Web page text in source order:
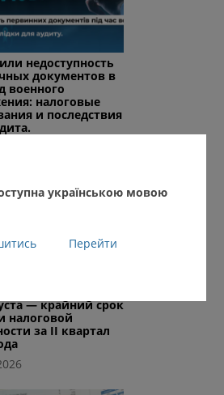
недоступность
документов в
военного
налоговые
и последствия
— крайний срок
налоговой
за II квартал
українською мовою
Перейти